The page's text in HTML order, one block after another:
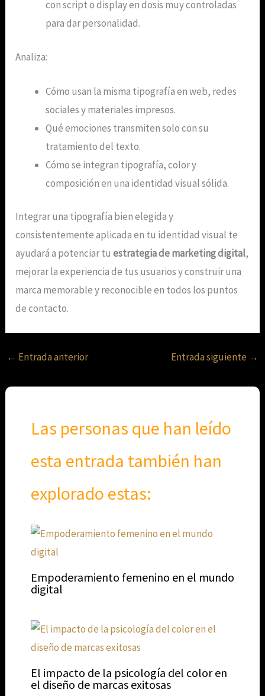
con script o display en dosis muy controladas
para dar personalidad.
Analiza:
Cómo usan la misma tipografía en web, redes
sociales y materiales impresos.
Qué emociones transmiten solo con su
tratamiento del texto.
Cómo se integran tipografía, color y
composición en una identidad visual sólida.
Integrar una tipografía bien elegida y
consistentemente aplicada en tu identidad visual te
ayudará a potenciar tuestrategia de marketing digital,
mejorar la experiencia de tus usuarios y construir una
marca memorable y reconocible en todos los puntos
de contacto.
← Entrada anterior Entrada siguiente →
Las personas que han leído
esta entrada también han
explorado estas:
Empoderamiento femenino en el mundo
digital
El impacto de la psicología del color en
el diseño de marcas exitosas